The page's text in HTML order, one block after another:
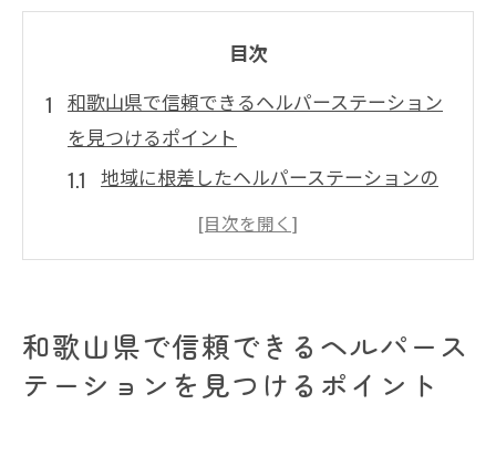
目次
和歌山県で信頼できるヘルパーステーション
を見つけるポイント
地域に根差したヘルパーステーションの
ご利用者様の声を参考にする重要性
サービス提供内容の充実度を評価する
高齢者をサポートするための和歌山県のヘル
和歌山県で信頼できるヘルパース
テーションを見つけるポイント